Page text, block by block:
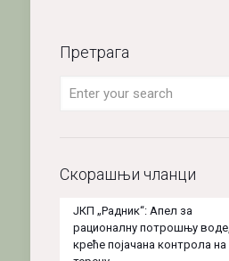
Претрага
Скорашњи чланци
ЈКП „Радник“: Апел за
рационалну потрошњу воде,
креће појачана контрола на